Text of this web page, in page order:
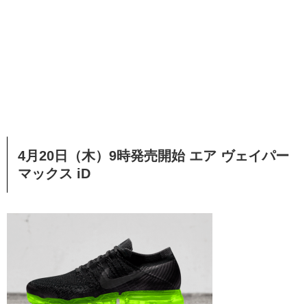
4月20日（木）9時発売開始 エア ヴェイパー
マックス iD